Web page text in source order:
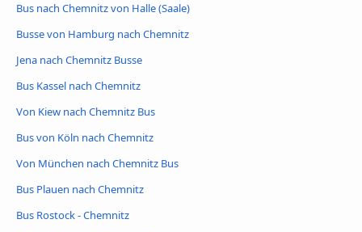
Bus nach Chemnitz von Halle (Saale)
Busse von Hamburg nach Chemnitz
Jena nach Chemnitz Busse
Bus Kassel nach Chemnitz
Von Kiew nach Chemnitz Bus
Bus von Köln nach Chemnitz
Von München nach Chemnitz Bus
Bus Plauen nach Chemnitz
Bus Rostock - Chemnitz